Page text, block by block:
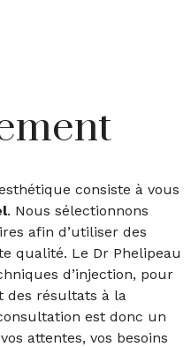
consiste à vous
. Nous sélectionnons
afin d’utiliser des
qualité. Le Dr Phelipeau
d’injection, pour
des résultats à la
est donc un
attentes, vos besoins